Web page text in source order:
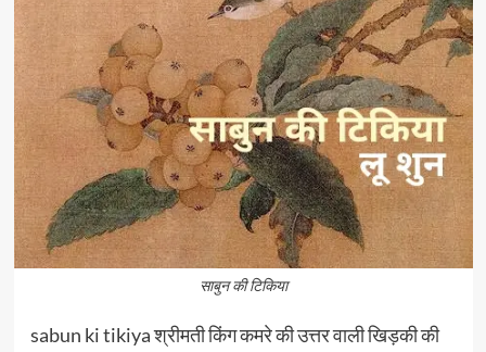
साबुन की टिकिया
sabun ki tikiya श्रीमती किंग कमरे की उत्तर वाली खिड़की की